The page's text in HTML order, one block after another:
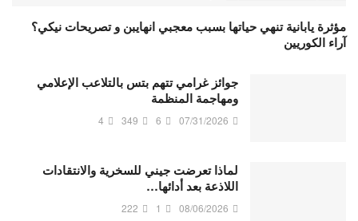
مؤثرة يابانية تنهي حياتها بسبب معجبي انهايبن و تصريحات نيكي؟
آراء الكوريين
جوائز غرامي تتهم بتس بالتلاعب الإعلامي
ومهاجمة المنظمة
07/31/2026
6
349
4
لماذا تعرضت جيني للسخرية والانتقادات
اللاذعة بعد أدائها…
08/06/2026
1
222